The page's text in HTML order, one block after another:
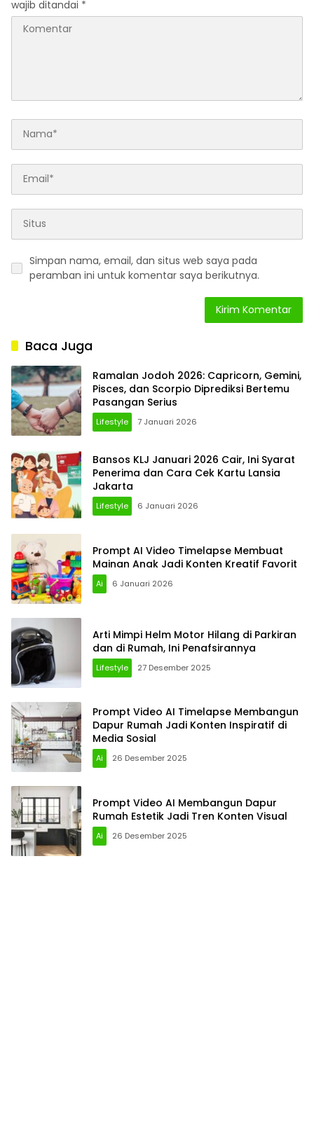
wajib ditandai *
Simpan nama, email, dan situs web saya pada
peramban ini untuk komentar saya berikutnya.
Baca Juga
Ramalan Jodoh 2026: Capricorn, Gemini,
Pisces, dan Scorpio Diprediksi Bertemu
Pasangan Serius
Lifestyle 7 Januari 2026
Bansos KLJ Januari 2026 Cair, Ini Syarat
Penerima dan Cara Cek Kartu Lansia
Jakarta
Lifestyle 6 Januari 2026
Prompt AI Video Timelapse Membuat
Mainan Anak Jadi Konten Kreatif Favorit
Ai 6 Januari 2026
Arti Mimpi Helm Motor Hilang di Parkiran
dan di Rumah, Ini Penafsirannya
Lifestyle 27 Desember 2025
Prompt Video AI Timelapse Membangun
Dapur Rumah Jadi Konten Inspiratif di
Media Sosial
Ai 26 Desember 2025
Prompt Video AI Membangun Dapur
Rumah Estetik Jadi Tren Konten Visual
Ai 26 Desember 2025